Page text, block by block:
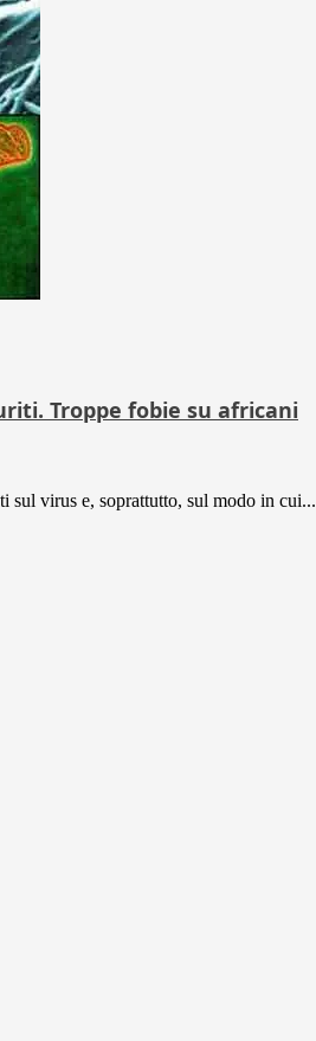
Troppe fobie su africani
sul virus e, soprattutto, sul modo in cui...